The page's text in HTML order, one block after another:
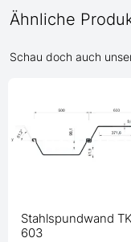
Ähnliche
Schau doch auch
Stahlspundwand
603